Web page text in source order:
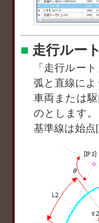
■ 走行ルー
「走行ルー
弧と直線に
車両または
のとします。
基準線は始